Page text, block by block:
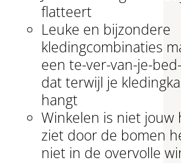
flatteert
Leuke en bijzondere
kledingcombinaties
een te-ver-van-je-
dat terwijl je
hangt
Winkelen is niet jouw
ziet door de bomen
niet in de overvolle